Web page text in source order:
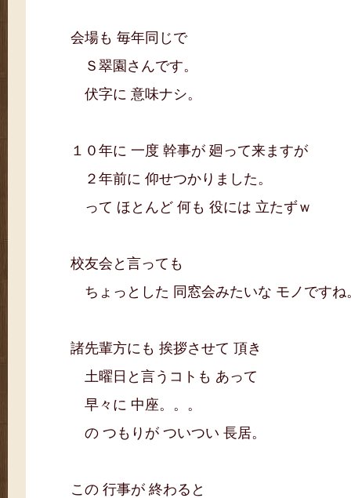
会場も 毎年同じで
Ｓ翠園さんです。
伏字に 意味ナシ。
１０年に 一度 幹事が 廻って来ますが
２年前に 仰せつかりました。
って ほとんど 何も 役には 立たずｗ
校友会と言っても
ちょっとした 同窓会みたいな モノですね
諸先輩方にも 挨拶させて 頂き
土曜日と言うコトも あって
早々に 中座。。。
の つもりが ついつい 長居。
この 行事が 終わると